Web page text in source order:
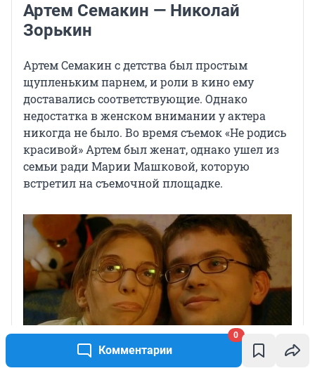
Комментарии
0
Артем Семакин — Николай
Зорькин
Артем Семакин с детства был простым
щупленьким парнем, и роли в кино ему
доставались соответствующие. Однако
недостатка в женском внимании у актера
никогда не было. Во время съемок «Не родись
красивой» Артем был женат, однако ушел из
семьи ради Марии Машковой, которую
встретил на съемочной площадке.